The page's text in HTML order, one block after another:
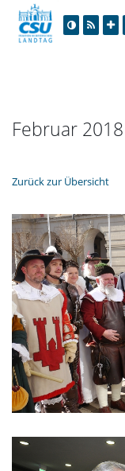
Februar 2018
Zurück zur Übersicht